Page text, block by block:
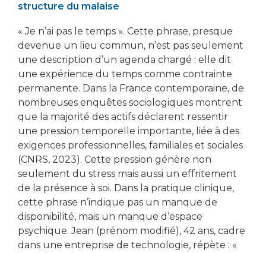
structure du malaise
« Je n’ai pas le temps ». Cette phrase, presque
devenue un lieu commun, n’est pas seulement
une description d’un agenda chargé : elle dit
une expérience du temps comme contrainte
permanente. Dans la France contemporaine, de
nombreuses enquêtes sociologiques montrent
que la majorité des actifs déclarent ressentir
une pression temporelle importante, liée à des
exigences professionnelles, familiales et sociales
(CNRS, 2023). Cette pression génère non
seulement du stress mais aussi un effritement
de la présence à soi. Dans la pratique clinique,
cette phrase n’indique pas un manque de
disponibilité, mais un manque d’espace
psychique. Jean (prénom modifié), 42 ans, cadre
dans une entreprise de technologie, répète : «